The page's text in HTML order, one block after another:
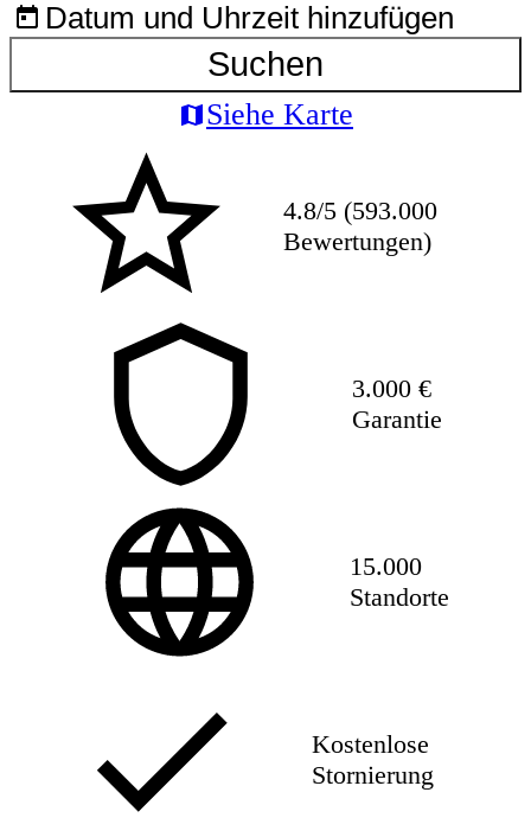
Datum und Uhrzeit hinzufügen
Suchen
Siehe Karte
4.8/5 (593.000
Bewertungen)
3.000 €
Garantie
15.000
Standorte
Kostenlose
Stornierung